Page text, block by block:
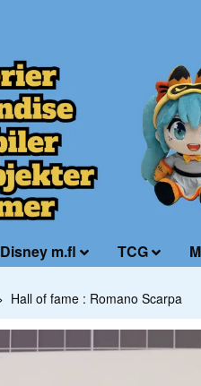
Disney m.fl TCG
Hall of fame : Romano Scarpa